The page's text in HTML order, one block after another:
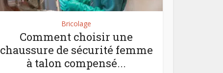
Bricolage
Comment choisir une
chaussure de sécurité femme
à talon compensé...